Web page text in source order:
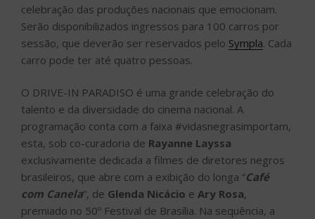
celebração das produções nacionais que emocionam.
Serão disponibilizados ingressos para 100 carros por
sessão, que deverão ser reservados pelo Sympla. Cada
carro pode ter até quatro pessoas.
O DRIVE-IN PARADISO é uma grande celebração do
talento e da diversidade do cinema nacional. A
programação conta com a faixa #vidasnegrasimportam,
esta, sob co-curadoria de Rayanne Layssa
exclusivamente dedicada a filmes de diretores negros
brasileiros, que abre com a exibição do longa “Café
com Canela“, de Glenda Nicácio e Ary Rosa,
premiado no 50º Festival de Brasília. Na sequência, a